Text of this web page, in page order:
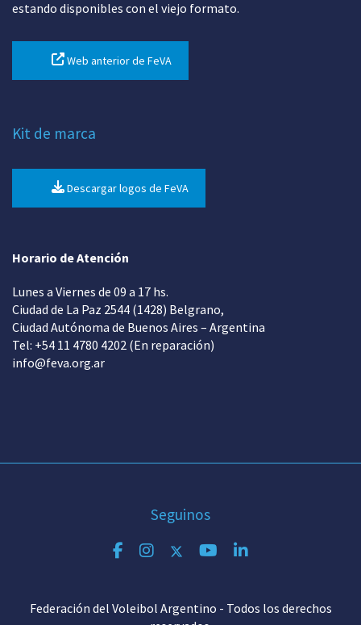
estando disponibles con el viejo formato.
Web anterior de FeVA
Kit de marca
Descargar logos de FeVA
Horario de Atención
Lunes a Viernes de 09 a 17 hs.
Ciudad de La Paz 2544 (1428) Belgrano,
Ciudad Autónoma de Buenos Aires – Argentina
Tel: +54 11 4780 4202 (En reparación)
info@feva.org.ar
Seguinos
Federación del Voleibol Argentino - Todos los derechos